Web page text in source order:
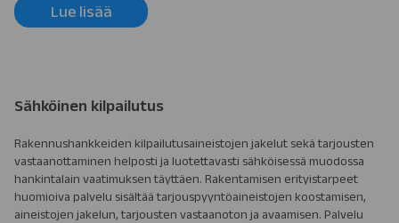
Lue lisää
Sähköinen kilpailutus
Rakennushankkeiden kilpailutusaineistojen jakelut sekä tarjousten
vastaanottaminen helposti ja luotettavasti sähköisessä muodossa
hankintalain vaatimuksen täyttäen. Rakentamisen erityistarpeet
huomioiva palvelu sisältää tarjouspyyntöaineistojen koostamisen,
aineistojen jakelun, tarjousten vastaanoton ja avaamisen. Palvelu